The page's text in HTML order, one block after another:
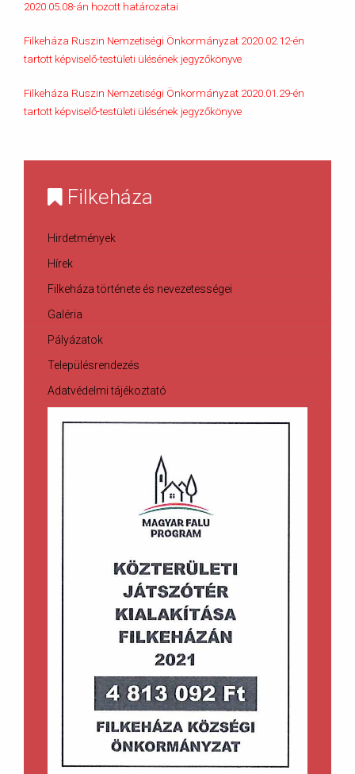
2020.05.08-án hozott határozatai
Filkeháza Ruszin Nemzetiségi Önkormányzat 2020.02.12-én
tartott képviselő-testületi ülésének jegyzőkönyve
Filkeháza Ruszin Nemzetiségi Önkormányzat 2020.01.29-én
tartott képviselő-testületi ülésének jegyzőkönyve
Filkeháza
Hirdetmények
Hírek
Filkeháza története és nevezetességei
Galéria
Pályázatok
Településrendezés
Adatvédelmi tájékoztató